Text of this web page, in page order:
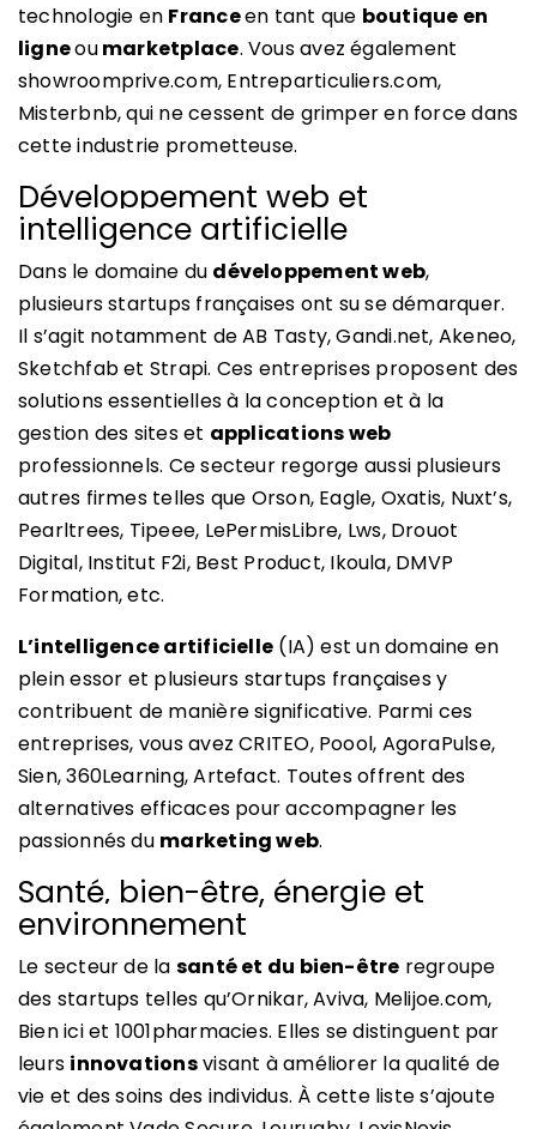
technologie en Franceen tant que boutique en
ligneoumarketplace. Vous avez également
showroomprive.com, Entreparticuliers.com,
Misterbnb, qui ne cessent de grimper en force dans
cette industrie prometteuse.
Développement web et
intelligence artificielle
Dans le domaine du développement web,
plusieurs startups françaises ont su se démarquer.
Il s’agit notamment de AB Tasty, Gandi.net, Akeneo,
Sketchfab et Strapi. Ces entreprises proposent des
solutions essentielles à la conception et à la
gestion des sites et applications web
professionnels. Ce secteur regorge aussi plusieurs
autres firmes telles que Orson, Eagle, Oxatis, Nuxt’s,
Pearltrees, Tipeee, LePermisLibre, Lws, Drouot
Digital, Institut F2i, Best Product, Ikoula, DMVP
Formation, etc.
L’intelligence artificielle (IA) est un domaine en
plein essor et plusieurs startups françaises y
contribuent de manière significative. Parmi ces
entreprises, vous avez CRITEO, Poool, AgoraPulse,
Sien, 360Learning, Artefact. Toutes offrent des
alternatives efficaces pour accompagner les
passionnés du marketing web.
Santé, bien-être, énergie et
environnement
Le secteur de la santé et du bien-être regroupe
des startups telles qu’Ornikar, Aviva, Melijoe.com,
Bien ici et 1001pharmacies. Elles se distinguent par
leurs innovationsvisant à améliorer la qualité de
vie et des soins des individus. À cette liste s’ajoute